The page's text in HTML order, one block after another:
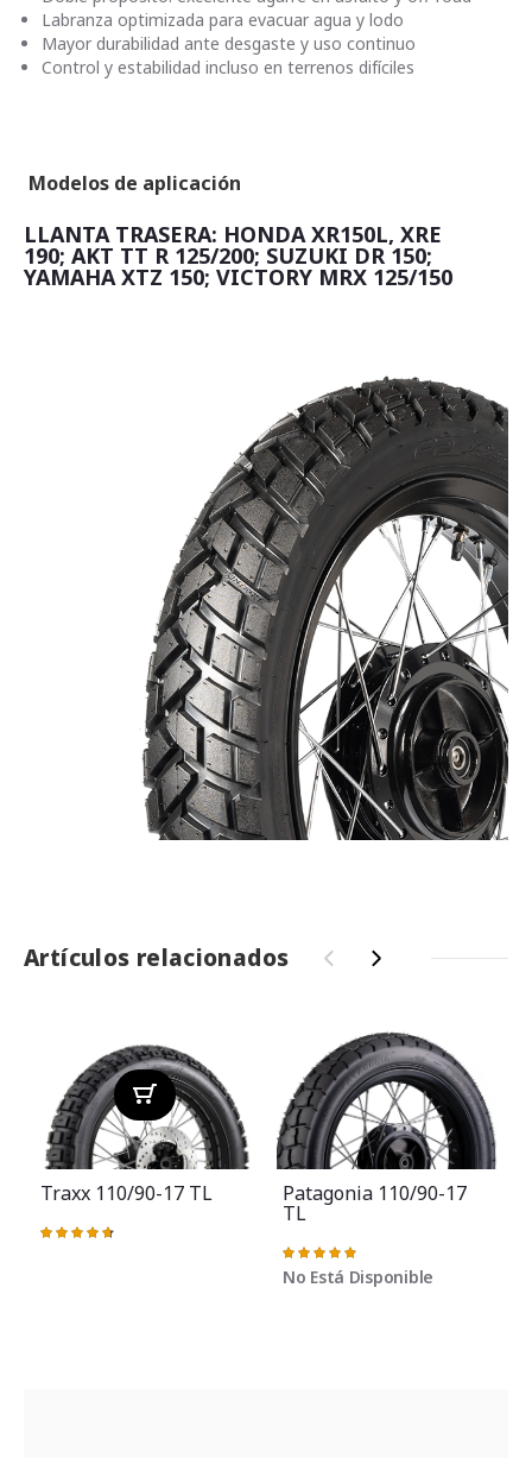
Labranza optimizada para evacuar agua y lodo
Mayor durabilidad ante desgaste y uso continuo
Control y estabilidad incluso en terrenos difíciles
Modelos de aplicación
LLANTA TRASERA: HONDA XR150L, XRE
190; AKT TT R 125/200; SUZUKI DR 150;
YAMAHA XTZ 150; VICTORY MRX 125/150
Artículos relacionados ‹ ›
Traxx 110/90-17 TL
Valoración:
Patagonia 110/90-17
TL
Valoración:
98%
No Está Disponible